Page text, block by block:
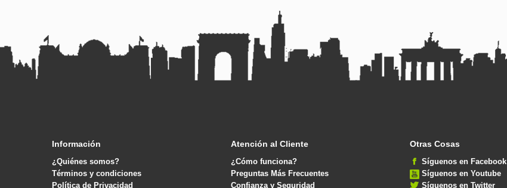
Información
¿Quiénes somos?
Términos y condiciones
Política de Privacidad
Atención al Cliente
¿Cómo funciona?
Preguntas Más Frecuentes
Confianza y Seguridad
Otras Cosas
Síguenos en Facebook
Síguenos en Youtube
Síguenos en Twitter